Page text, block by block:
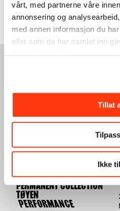
vårt, med partnerne våre
annonsering og
med annen informasjon du
eller som de har samlet inn
tjenestene deres.
Tillat
Tilpass
Ikke
MANUEL PELMUȘ:
PERMANENT COLLECTION
TØYEN
PERFORMANCE